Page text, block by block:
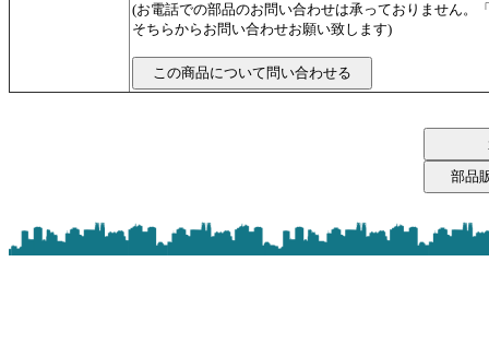
(お電話での部品のお問い合わせは承っておりません。
そちらからお問い合わせお願い致します)